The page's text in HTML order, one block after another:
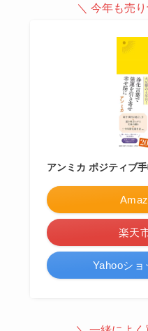
＼ 今年も売
アンミカ ポジティブ
楽天
Yahooショ